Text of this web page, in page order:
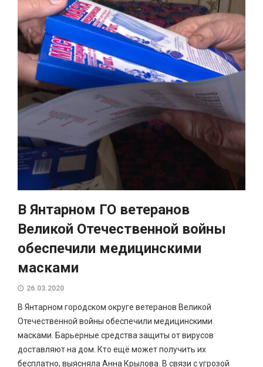
В Янтарном ГО ветеранов
Великой Отечественной войны
обеспечили медицинскими
масками
26.03.2020
В Янтарном городском округе ветеранов Великой
Отечественной войны обеспечили медицинскими
масками. Барьерные средства защиты от вирусов
доставляют на дом. Кто ещё может получить их
бесплатно, выясняла Анна Крылова. В связи с угрозой